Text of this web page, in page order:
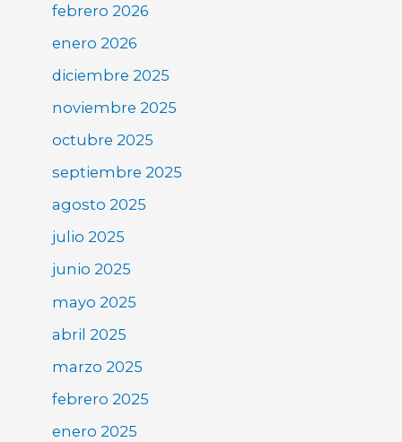
febrero 2026
enero 2026
diciembre 2025
noviembre 2025
octubre 2025
septiembre 2025
agosto 2025
julio 2025
junio 2025
mayo 2025
abril 2025
marzo 2025
febrero 2025
enero 2025